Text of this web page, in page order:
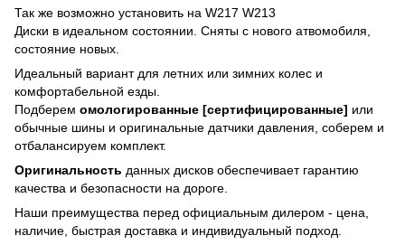
Так же возможно установить на W217 W213
Диски в идеальном состоянии. Сняты с нового атвомобиля,
состояние новых.
Идеальный вариант для летних или зимних колес и
комфортабельной езды.
Подберем омологированные [сертифицированные] или
обычные шины и оригинальные датчики давления, соберем и
отбалансируем комплект.
Оригинальность данных дисков обеспечивает гарантию
качества и безопасности на дороге.
Наши преимущества перед официальным дилером - цена,
наличие, быстрая доставка и индивидуальный подход.